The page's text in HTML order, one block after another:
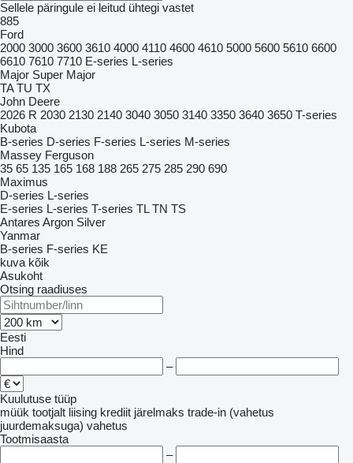
Sellele päringule ei leitud ühtegi vastet
885
Ford
2000 3000 3600 3610 4000 4110 4600 4610 5000 5600 5610 6600
6610 7610 7710 E-series L-series
Major Super Major
TA TU TX
John Deere
2026 R 2030 2130 2140 3040 3050 3140 3350 3640 3650 T-series
Kubota
B-series D-series F-series L-series M-series
Massey Ferguson
35 65 135 165 168 188 265 275 285 290 690
Maximus
D-series L-series
E-series L-series T-series TL TN TS
Antares Argon Silver
Yanmar
B-series F-series KE
kuva kõik
Asukoht
Otsing raadiuses
Eesti
Hind
–
Kuulutuse tüüp
müük tootjalt liising krediit järelmaks trade-in (vahetus
juurdemaksuga) vahetus
Tootmisaasta
–